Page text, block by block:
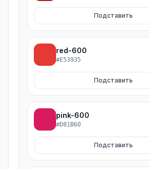
Подставить
red-600
#E53935
Подставить
pink-600
#D81B60
Подставить